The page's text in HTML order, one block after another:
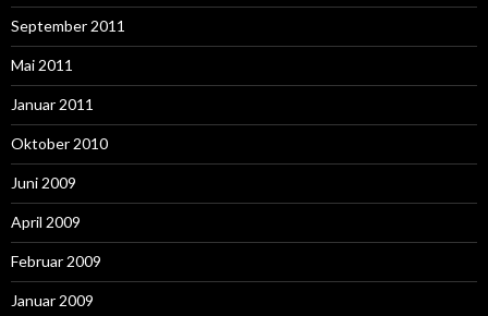
September 2011
Mai 2011
Januar 2011
Oktober 2010
Juni 2009
April 2009
Februar 2009
Januar 2009